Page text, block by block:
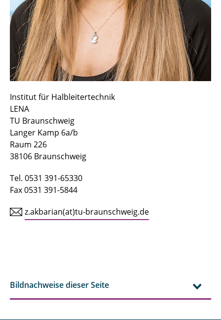
Institut für Halbleitertechnik
LENA
TU Braunschweig
Langer Kamp 6a/b
Raum 226
38106 Braunschweig
Tel. 0531 391-65330
Fax 0531 391-5844
z.akbarian(at)tu-braunschweig.de
Bildnachweise dieser Seite